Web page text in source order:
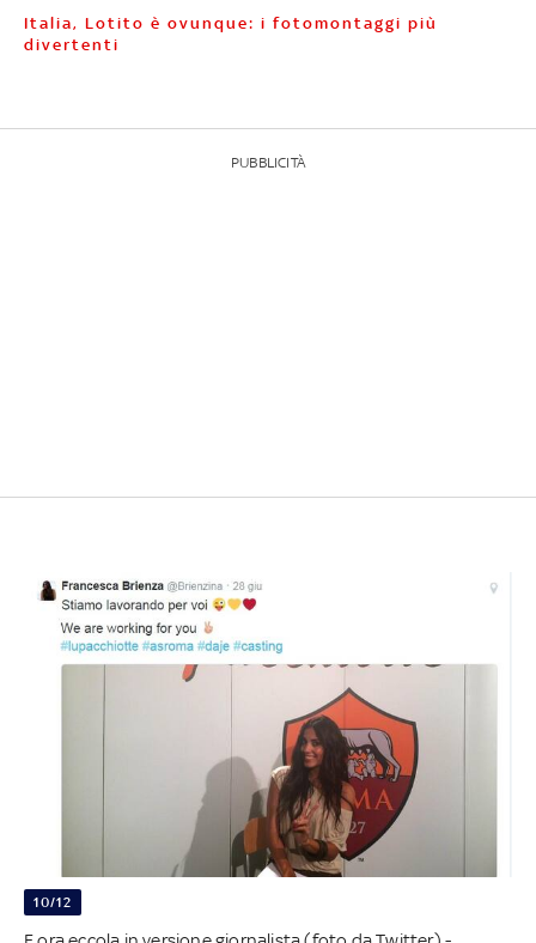
Italia, Lotito è ovunque: i fotomontaggi più
divertenti
PUBBLICITÀ
10/12